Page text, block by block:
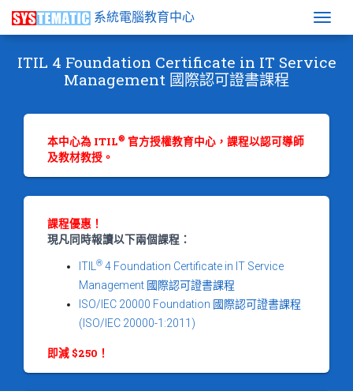
系統電腦教育中心
ITIL 4 Foundation Certificate in IT Service
Management 國際認可證書課程
本中心為 ITIL® 官方授權教育中心，課程以認可導師
及教材教授。
課程優惠！
現凡同時報讀以下兩個課程：
ITIL ® 4 Foundation Certificate in IT Service
Management 國際認可證書課程
ISO/IEC 20000 Foundation 國際認可證書課程
(ISO/IEC 20000-1:2011)
即減 $250！